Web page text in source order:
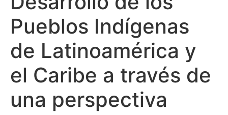
Pueblos Indígenas
de Latinoamérica y
el Caribe a través de
una perspectiva